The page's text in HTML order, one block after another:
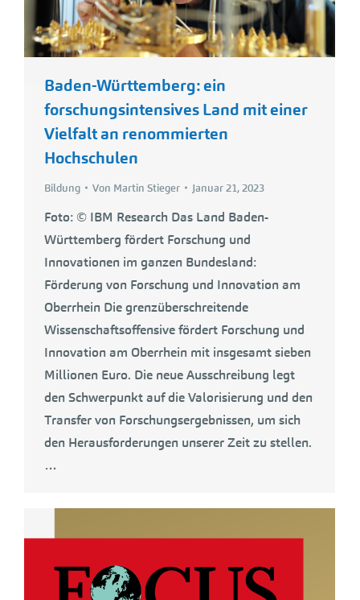
Baden-Württemberg: ein
forschungsintensives Land mit einer
Vielfalt an renommierten
Hochschulen
Bildung Von Martin Stieger Januar 21, 2023
Foto: © IBM Research Das Land Baden-
Württemberg fördert Forschung und
Innovationen im ganzen Bundesland:
Förderung von Forschung und Innovation am
Oberrhein Die grenzüberschreitende
Wissenschaftsoffensive fördert Forschung und
Innovation am Oberrhein mit insgesamt sieben
Millionen Euro. Die neue Ausschreibung legt
den Schwerpunkt auf die Valorisierung und den
Transfer von Forschungsergebnissen, um sich
den Herausforderungen unserer Zeit zu stellen.
…